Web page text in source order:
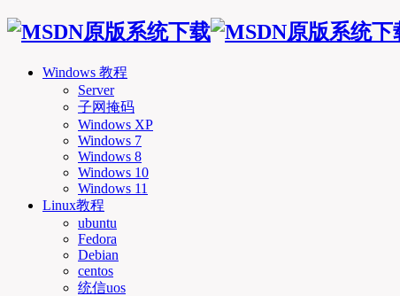
Windows 教程
Server
子网掩码
Windows XP
Windows 7
Windows 8
Windows 10
Windows 11
Linux教程
ubuntu
Fedora
Debian
centos
统信uos